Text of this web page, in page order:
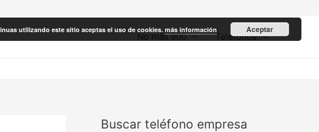
No más 900 Teléfonos
Buscar teléfono empresa
utilizando este sitio aceptas el uso de cookies.más información Aceptar